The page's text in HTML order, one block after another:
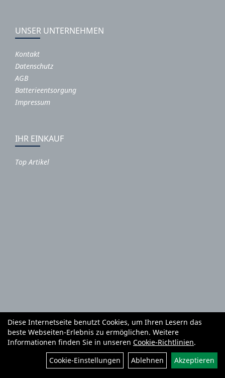
Filter
UNSER UNTERNEHMEN
Kontakt
Datenschutz
AGB
Batterieentsorgung
Impressum
IHR EINKAUF
Top Artikel
Autoteile und Zubehör E-Roller
Fahrräder
Fahrradzubehör
Fahrradteile Bekleidung
Mietgeräte
Reifenhandel und Montage
Garten und Forstgeräte Service
Diese Internetseite benutzt Cookies, um Ihren Lesern das
beste Webseiten-Erlebnis zu ermöglichen. Weitere
Informationen finden Sie in unseren Cookie-Richtlinien.
Cookie-Einstellungen
Ablehnen Akzeptieren